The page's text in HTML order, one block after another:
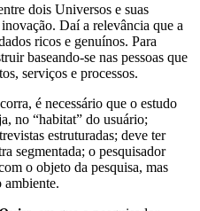
dois Universos e suas
Daí a relevância que a
ricos e genuínos. Para
baseando-se nas pessoas que
serviços e processos.
é necessário que o estudo
no “habitat” do usuário;
estruturadas; deve ter
segmentada; o pesquisador
o objeto da pesquisa, mas
ambiente.